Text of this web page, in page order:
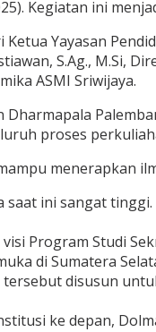
Kegiatan ini
Yayasan
S.Ag., M.Si,
ASMI Sriwijaya.
Dharmapala
proses
menerapkan
saat ini sangat
Program Studi
di Sumatera
disusun
ke depan,